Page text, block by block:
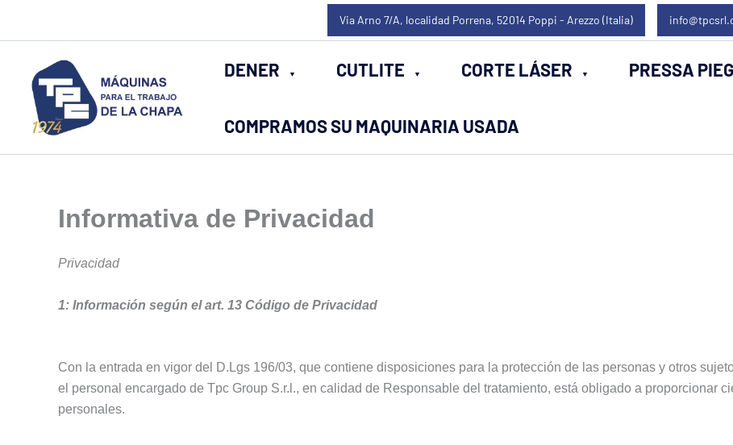
Via Arno 7/A, localidad Porrena, 52014 Poppi - Arezzo (Italia)
DENER CUTLITE CORTE LÁSER PRESSA
COMPRAMOS SU MAQUINARIA USADA
Informativa de Privacidad
Privacidad
1: Información según el art. 13 Código de Privacidad
Con la entrada en vigor del D.Lgs 196/03, que contiene disposiciones para la protección de las personas y otros
el personal encargado de Tpc Group S.r.l., en calidad de Responsable del tratamiento, está obligado a proporcionar
personales.